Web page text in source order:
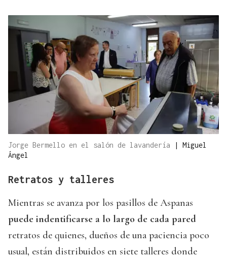
Jorge Bermello en el salón de lavandería | Miguel
Ángel
Retratos y talleres
Mientras se avanza por los pasillos de Aspanas
puede indentificarse a lo largo de cada pared
retratos de quienes, dueños de una paciencia poco
usual, están distribuidos en siete talleres donde